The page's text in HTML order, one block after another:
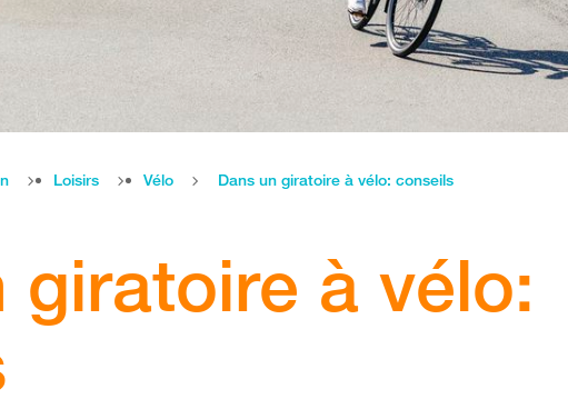
Loisirs Vélo Dans un giratoire à vélo: conseils
giratoire à vélo: